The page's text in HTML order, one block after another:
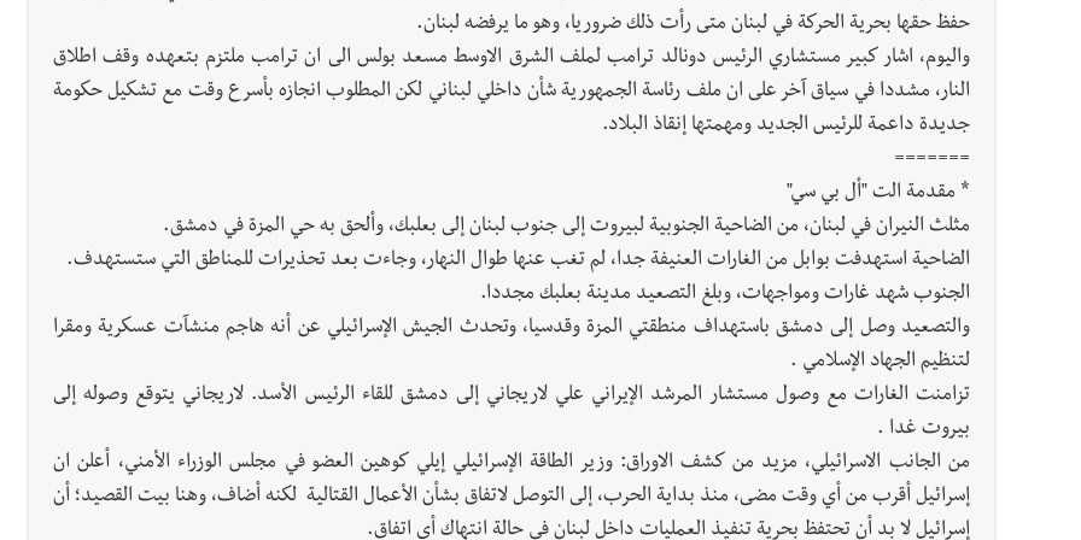
حفظ حقها بحرية الحركة في لبنان متى رأت ذلك ضروريا، وهو ما يرفضه لبنان.
واليوم، اشار كبير مستشاري الرئيس دونالد ترامب لملف الشرق الاوسط مسعد بولس الى ان ترامب ملتزم بتعهده وقف اطلاق
النار، مشددا في سياق آخر على ان ملف رئاسة الجمهورية شأن داخلي لبناني لكن المطلوب انجازه بأسرع وقت مع تشكيل حكومة
جديدة داعمة للرئيس الجديد ومهمتها إنقاذ البلاد.
=======
* مقدمة الت "أل بي سي"
مثلث النيران في لبنان، من الضاحية الجنوبية لبيروت إلى جنوب لبنان إلى بعلبك، وألحق به حي المزة في دمشق.
الضاحية استهدفت بوابل من الغارات العنيفة جدا، لم تغب عنها طوال النهار، وجاءت بعد تحذيرات للمناطق التي ستستهدف.
الجنوب شهد غارات ومواجهات، وبلغ التصعيد مدينة بعلبك مجددا.
والتصعيد وصل إلى دمشق باستهداف منطقتي المزة وقدسيا، وتحدث الجيش الإسرائيلي عن أنه هاجم منشآت عسكرية ومقرا
لتنظيم الجهاد الإسلامي .
تزامنت الغارات مع وصول مستشار المرشد الإيراني علي لاريجاني إلى دمشق للقاء الرئيس الأسد. لاريجاني يتوقع وصوله إلى
بيروت غدا .
من الجانب الاسرائيلي، مزيد من كشف الاوراق: وزير الطاقة الإسرائيلي إيلي كوهين العضو في مجلس الوزراء الأمني، أعلن ان
إسرائيل أقرب من أي وقت مضى، منذ بداية الحرب، إلى التوصل لاتفاق بشأن الأعمال القتالية لكنه أضاف، وهنا بيت القصيد؛ أن
إسرائيل لا بد أن تحتفظ بحرية تنفيذ العمليات داخل لبنان في حالة انتهاك أي اتفاق.